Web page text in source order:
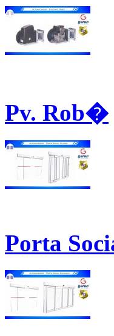
Pv. Rob�
Porta